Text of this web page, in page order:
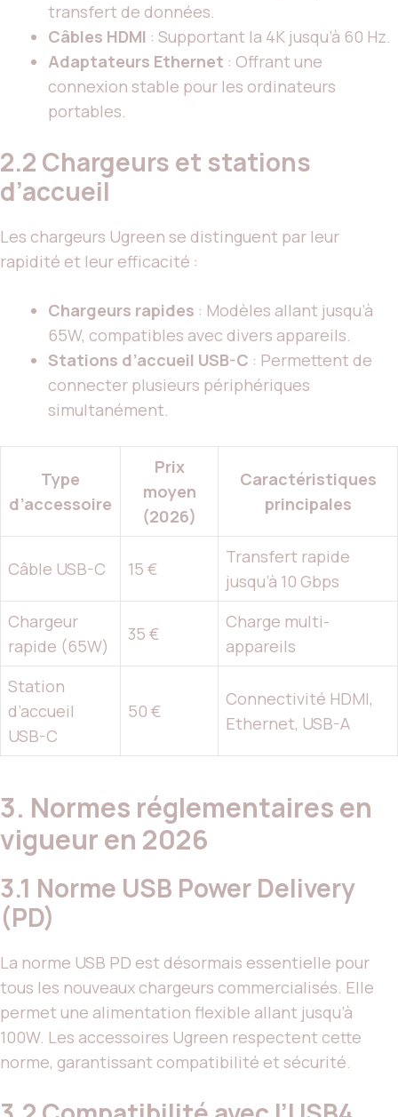
transfert de données.
Câbles HDMI : Supportant la 4K jusqu’à 60 Hz.
Adaptateurs Ethernet : Offrant une
connexion stable pour les ordinateurs
portables.
2.2 Chargeurs et stations
d’accueil
Les chargeurs Ugreen se distinguent par leur
rapidité et leur efficacité :
Chargeurs rapides : Modèles allant jusqu’à
65W, compatibles avec divers appareils.
Stations d’accueil USB-C : Permettent de
connecter plusieurs périphériques
simultanément.
Type
d’accessoire
Prix
moyen
(2026)
Caractéristiques
principales
Câble USB-C 15 €
Transfert rapide
jusqu’à 10 Gbps
Chargeur
rapide (65W)
35 €
Charge multi-
appareils
Station
d’accueil
USB-C
50 €
Connectivité HDMI,
Ethernet, USB-A
3. Normes réglementaires en
vigueur en 2026
3.1 Norme USB Power Delivery
(PD)
La norme USB PD est désormais essentielle pour
tous les nouveaux chargeurs commercialisés. Elle
permet une alimentation flexible allant jusqu’à
100W. Les accessoires Ugreen respectent cette
norme, garantissant compatibilité et sécurité.